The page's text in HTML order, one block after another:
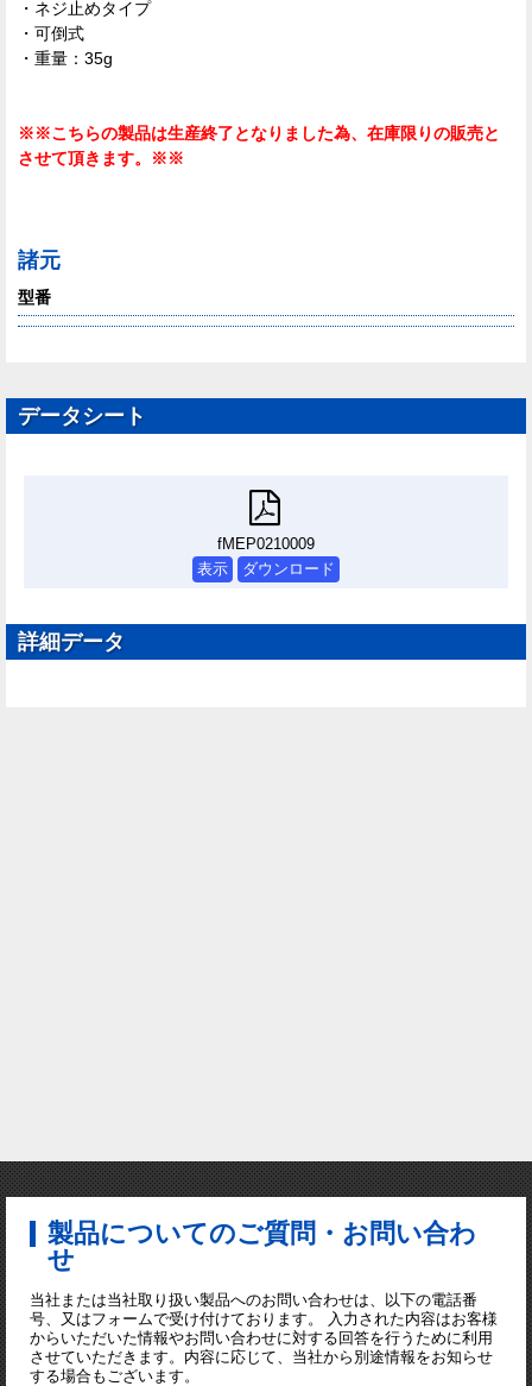
・ネジ止めタイプ
・可倒式
・重量：35g
※※こちらの製品は生産終了となりました為、在庫限りの販売と
させて頂きます。※※
諸元
型番
データシート
fMEP0210009
表示
ダウンロード
詳細データ
製品についてのご質問・お問い合わ
せ
当社または当社取り扱い製品へのお問い合わせは、以下の電話番
号、又はフォームで受け付けております。 入力された内容はお客様
からいただいた情報やお問い合わせに対する回答を行うために利用
させていただきます。内容に応じて、当社から別途情報をお知らせ
する場合もございます。